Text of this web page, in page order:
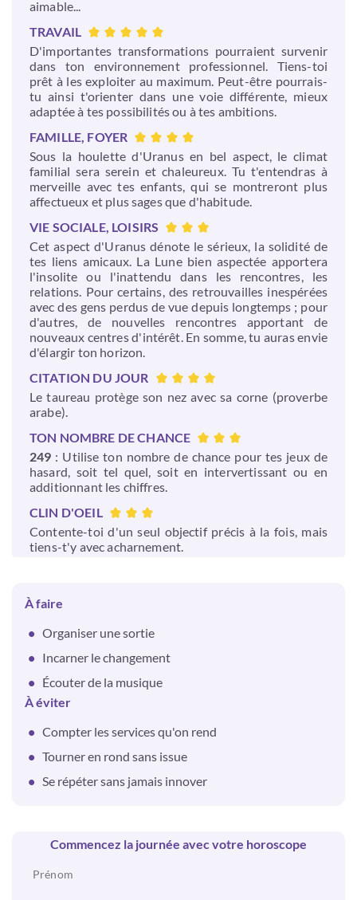
aimable...
TRAVAIL
D'importantes transformations pourraient survenir
dans ton environnement professionnel. Tiens-toi
prêt à les exploiter au maximum. Peut-être pourrais-
tu ainsi t'orienter dans une voie différente, mieux
adaptée à tes possibilités ou à tes ambitions.
FAMILLE, FOYER
Sous la houlette d'Uranus en bel aspect, le climat
familial sera serein et chaleureux. Tu t'entendras à
merveille avec tes enfants, qui se montreront plus
affectueux et plus sages que d'habitude.
VIE SOCIALE, LOISIRS
Cet aspect d'Uranus dénote le sérieux, la solidité de
tes liens amicaux. La Lune bien aspectée apportera
l'insolite ou l'inattendu dans les rencontres, les
relations. Pour certains, des retrouvailles inespérées
avec des gens perdus de vue depuis longtemps ; pour
d'autres, de nouvelles rencontres apportant de
nouveaux centres d'intérêt. En somme, tu auras envie
d'élargir ton horizon.
CITATION DU JOUR
Le taureau protège son nez avec sa corne (proverbe
arabe).
TON NOMBRE DE CHANCE
249 : Utilise ton nombre de chance pour tes jeux de
hasard, soit tel quel, soit en intervertissant ou en
additionnant les chiffres.
CLIN D'OEIL
Contente-toi d'un seul objectif précis à la fois, mais
tiens-t'y avec acharnement.
À faire
Organiser une sortie
Incarner le changement
Écouter de la musique
À éviter
Compter les services qu'on rend
Tourner en rond sans issue
Se répéter sans jamais innover
Commencez la journée avec votre horoscope